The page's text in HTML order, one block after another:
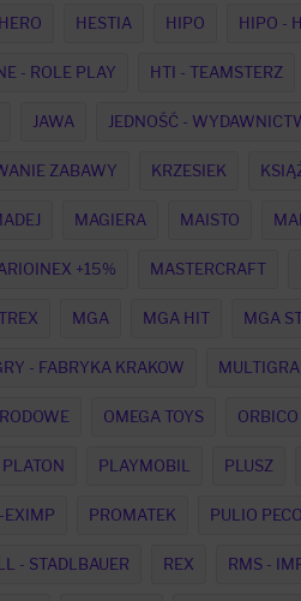
HERO HESTIA HIPO HIPO -
- ROLE PLAY HTI - TEAMSTERZ
JAWA JEDNOŚĆ -
ZABAWY KRZESIEK
MAGIERA MAISTO
+15% MASTERCRAFT
MGA MGA HIT MGA
- FABRYKA KRAKOW MULTIGRA
OMEGA TOYS ORBICO
PLATON PLAYMOBIL PLUSZ
EXIMP PROMATEK PULIO
- STADLBAUER REX RMS -